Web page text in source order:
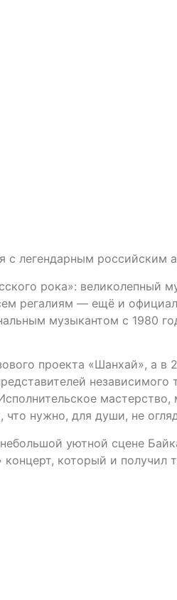
с легендарным
рока»: великолепный
регалиям — ещё и
музыкантом с 1980
проекта «Шанхай», а в
независимого
нужно, для души, не
уютной сцене
который и получил